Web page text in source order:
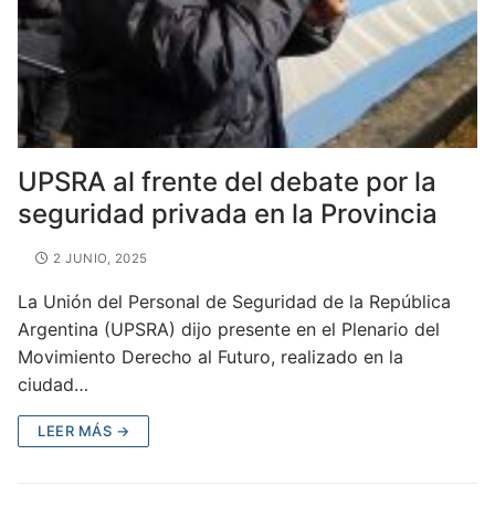
UPSRA al frente del debate por la
seguridad privada en la Provincia
2 JUNIO, 2025
La Unión del Personal de Seguridad de la República
Argentina (UPSRA) dijo presente en el Plenario del
Movimiento Derecho al Futuro, realizado en la
ciudad…
LEER MÁS →